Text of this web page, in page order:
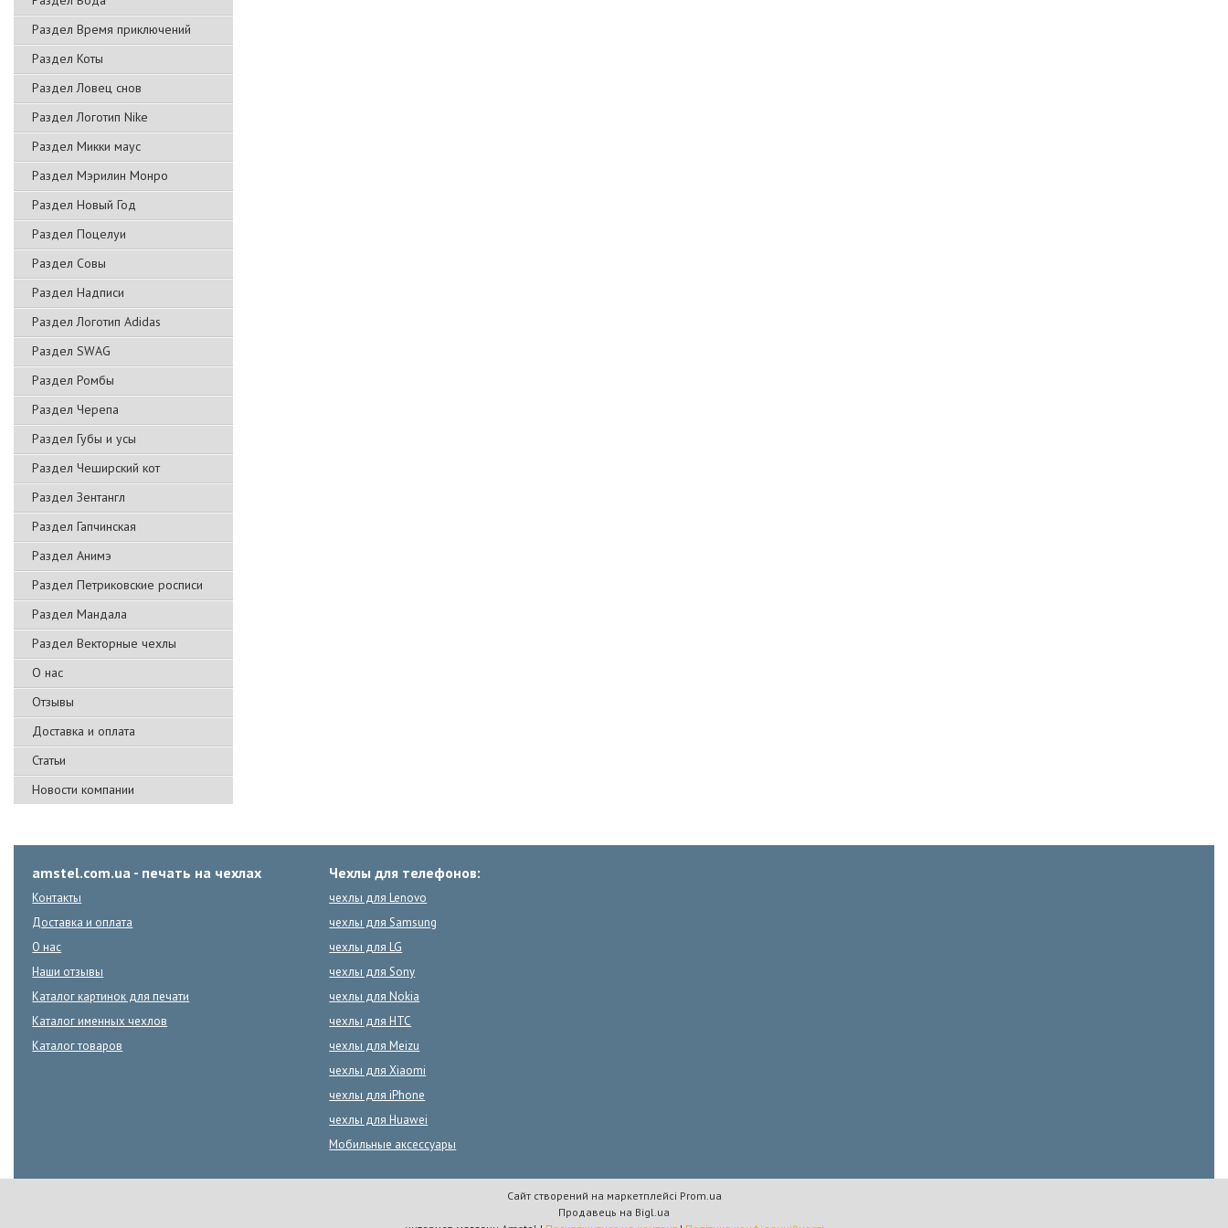
Раздел Время приключений
Раздел Коты
Раздел Ловец снов
Раздел Логотип Nike
Раздел Микки маус
Раздел Мэрилин Монро
Раздел Новый Год
Раздел Поцелуи
Раздел Совы
Раздел Надписи
Раздел Логотип Adidas
Раздел SWAG
Раздел Ромбы
Раздел Черепа
Раздел Губы и усы
Раздел Чеширский кот
Раздел Зентангл
Раздел Гапчинская
Раздел Анимэ
Раздел Петриковские росписи
Раздел Мандала
Раздел Векторные чехлы
О нас
Отзывы
Доставка и оплата
Статьи
Новости компании
amstel.com.ua - печать на чехлах
Контакты
Доставка и оплата
О нас
Наши отзывы
Каталог картинок для печати
Каталог именных чехлов
Каталог товаров
Чехлы для телефонов:
чехлы для Lenovo
чехлы для Samsung
чехлы для LG
чехлы для Sony
чехлы для Nokia
чехлы для HTC
чехлы для Meizu
чехлы для Xiaomi
чехлы для iPhone
чехлы для Huawei
Мобильные аксессуары
Сайт створений на маркетплейсі Prom.ua
Продавець на Bigl.ua